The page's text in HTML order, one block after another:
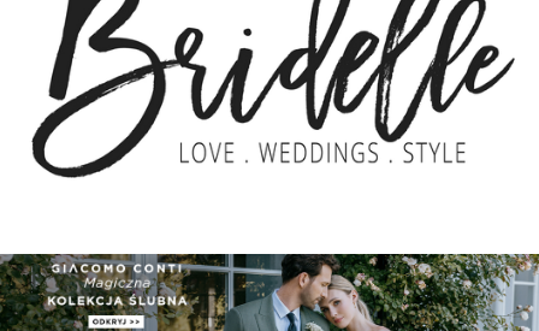
KONTAKT
REKLAMA
ADVERTISING
ZGŁOSZENIA